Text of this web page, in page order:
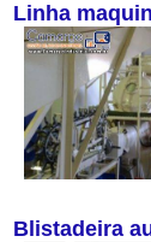
Linha
Blistadeira